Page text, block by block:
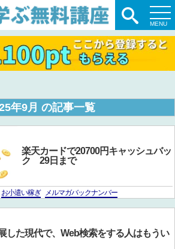
年9月 の記事一覧
楽天カードで20700円キャッシュバッ
ク 29日まで
お小遣い稼ぎ メルマガバックナンバー
した現代で、Web検索をする人はもうい